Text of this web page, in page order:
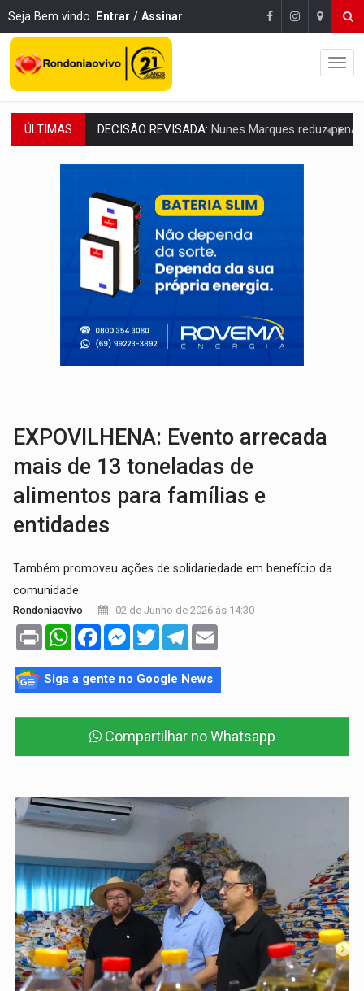
Seja Bem vindo. Entrar / Assinar
ÚLTIMAS CONEXÃO RONDONIAOVIVO:Museólogo Antônio Ocampo lança livro
ELEIÇÕES 2026:Patrimônio de candidata a deputada federal do PL salta R$ 1
VÍDEO: Quadrilha é flagrada com cerca de 200 porções
BAIRRO TEIXEIRÃO: MPF cobra regularização fundiária da
SUCESSO NA ABERTURA:2ª Feira Rondônia Empreendedora segue no Espaço
REESTRUTURAÇÃO:Secretário da Seinfra de Porto Velho pede
SAÚDE INDÍGENA:Pirahã terão consultas e exames especializados durante
EXPOVILHENA: Evento arrecada
mais de 13 toneladas de
alimentos para famílias e
entidades
Também promoveu ações de solidariedade em benefício da
comunidade
Rondoniaovivo 02 de Junho de 2026 às 14:30
Print WhatsAppFacebookMessenger
TwitterTelegram
Siga a gente no Google News
Compartilhar no Whatsapp